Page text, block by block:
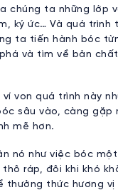
chúng ta những lớp
ký ức… Và quá trình
ta tiến hành bóc
và tìm về bản
ví von quá trình này
sâu vào, càng gặp
mẽ hơn.
nó như việc bóc
ráp, đôi khi khó
thưởng thức hương